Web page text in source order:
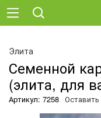
Элита
Семенной
(элита, для
Артикул: 7258